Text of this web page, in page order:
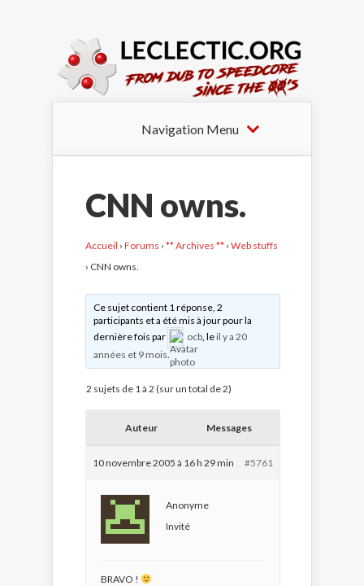
Navigation Menu
CNN owns.
Accueil › Forums › ** Archives ** › Web stuffs
› CNN owns.
Ce sujet contient 1 réponse, 2
participants et a été mis à jour pour la
dernière fois par
ocb , leil y a 20
années et 9 mois .
2 sujets de 1 à 2 (sur un total de 2)
Auteur Messages
10 novembre 2005 à 16 h 29 min #5761
Anonyme
Invité
BRAVO !